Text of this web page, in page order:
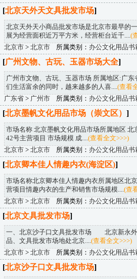
[北京天外天文具批发市场]
北京天外天小商品批发市场是北京市最早的
展为经营面积近万平方米，经营柜台近千.... (
北京市 > 北京市 所属类别： 办公文化用品书
[广州文物、古玩、玉器市场大全]
广州市文物、古玩、玉器市场 所属地区:广东
们生活富余的同时，越来越多的人喜.... (查看
广东省 > 广州市 所属类别： 办公文化用品书
[北京墨帆文化用品市场（崇文区） ]
市场名称 北京墨帆文化用品市场所属地区 北
42号主营项目 市场规模 成.... (查看全文>>>)
北京市 > 北京市 所属类别： 办公文化用品书
[北京卿本佳人情趣内衣(海淀区)]
市场名称北京卿本佳人情趣内衣所属地区北
营项目情趣内衣的生产和销售市场规模.... (查
北京市 > 北京市 所属类别： 办公文化用品书
[北京文具批发市场]
一、北京沙子口文具批发市场 北京新永外
品、文具批发市场地处北京.... (查看全文>>>)
北京市 > 北京市 所属类别： 办公文化用品书
[北京沙子口文具批发市场]